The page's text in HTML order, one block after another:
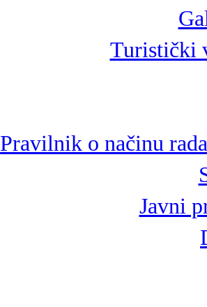
Turistički
Pravilnik o načinu
Javni